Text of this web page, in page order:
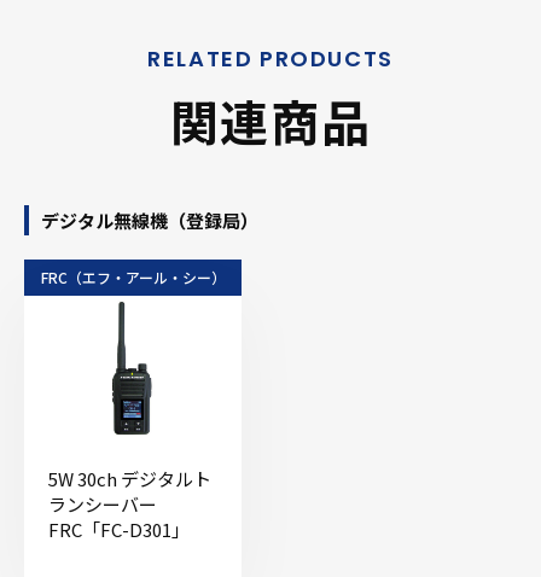
関連商品
デジタル無線機（登録局）
FRC（エフ・アール・シー）
5W 30ch デジタルト
ランシーバー
FRC「FC-D301」